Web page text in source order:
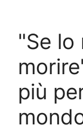
"Se lo
più